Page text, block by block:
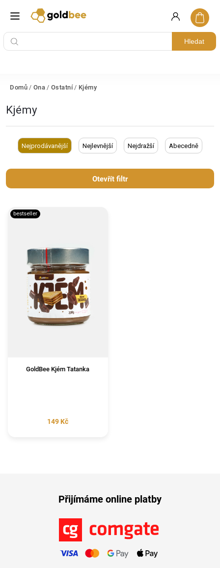
Hledat
Domů / Ona / Ostatní / Kjémy
Kjémy
Nejprodávanější Nejlevnější Nejdražší Abecedně
Otevřít filtr
bestseller
GoldBee Kjém Tatanka
149 Kč
Přijímáme online platby